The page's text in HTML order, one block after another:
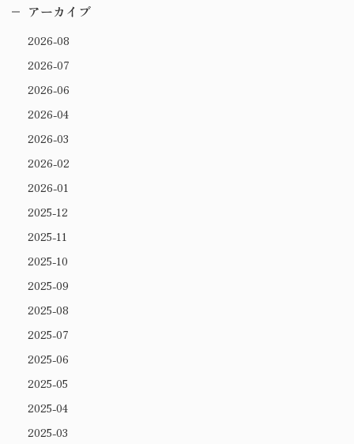
アーカイブ
2026-08
2026-07
2026-06
2026-04
2026-03
2026-02
2026-01
2025-12
2025-11
2025-10
2025-09
2025-08
2025-07
2025-06
2025-05
2025-04
2025-03